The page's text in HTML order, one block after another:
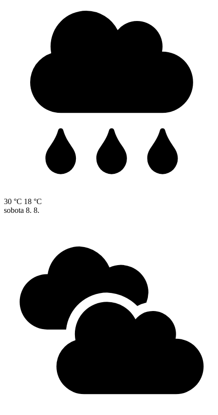
30 °C 18 °C
sobota 8. 8.